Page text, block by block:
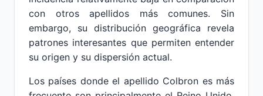
con otros apellidos más comunes. Sin
embargo, su distribución geográfica revela
patrones interesantes que permiten entender
su origen y su dispersión actual.
Los países donde el apellido Colbron es más